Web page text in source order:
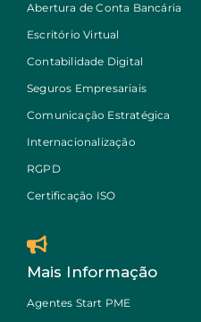
Abertura de Conta Bancária
Escritório Virtual
Contabilidade Digital
Seguros Empresariais
Comunicação Estratégica
Internacionalização
RGPD
Certificação ISO
Mais Informação
Agentes Start PME